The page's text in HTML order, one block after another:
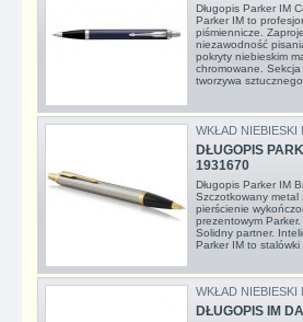
Długopis Parker IM
Parker IM to
piśmiennicze.
niezawodność
pokryty niebieskim
chromowane.
tworzywa
WKŁAD NIEBIESKI
DŁUGOPIS
1931670
Długopis Parker IM
Szczotkowany metal
pierścienie
prezentowym
Solidny partner.
Parker IM to
WKŁAD NIEBIESKI
DŁUGOPIS IM